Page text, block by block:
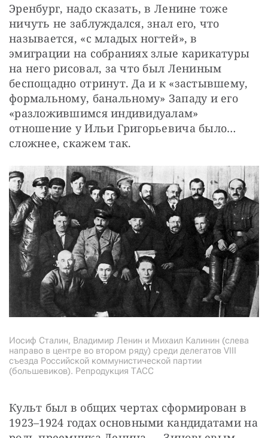
Эренбург, надо сказать, в Ленине тоже
ничуть не заблуждался, знал его, что
называется, «с младых ногтей», в
эмиграции на собраниях злые карикатуры
на него рисовал, за что был Лениным
беспощадно отринут. Да и к «застывшему,
формальному, банальному» Западу и его
«разложившимся индивидуалам»
отношение у Ильи Григорьевича было…
сложнее, скажем так.
Иосиф Сталин, Владимир Ленин и Михаил Калинин (слева
направо в центре во втором ряду) среди делегатов VIII
съезда Российской коммунистической партии
(большевиков). Репродукция ТАСС
Культ был в общих чертах сформирован в
1923–1924 годах основными кандидатами на